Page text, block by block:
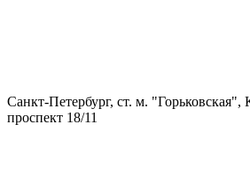
Санкт-Петербург, ст. м. "Горьковская",
проспект 18/11